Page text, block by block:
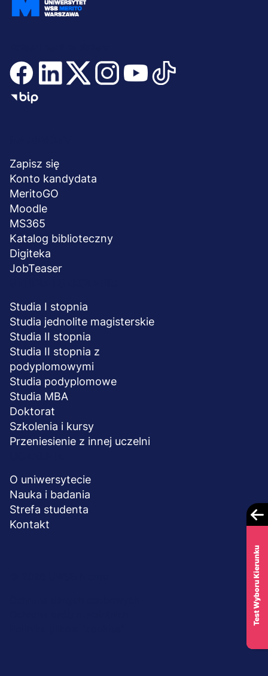
stopka
Zapisz się
Konto kandydata
MeritoGO
Moodle
MS365
Katalog biblioteczny
Digiteka
JobTeaser
Studia I stopnia
Studia jednolite magisterskie
Studia II stopnia
Studia II stopnia z
podyplomowymi
Studia podyplomowe
Studia MBA
Doktorat
Szkolenia i kursy
Przeniesienie z innej uczelni
O uniwersytecie
Nauka i badania
Strefa studenta
Kontakt
Test Wyboru Kierunku